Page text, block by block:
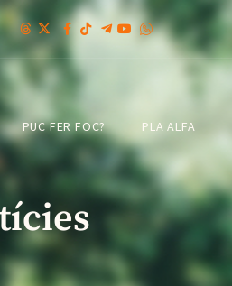
PUC FER FOC? PLA ALFA